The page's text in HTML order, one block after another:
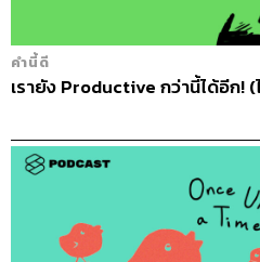
คำนี้ดี
เรายัง Productive กว่านี้ได้อีก!